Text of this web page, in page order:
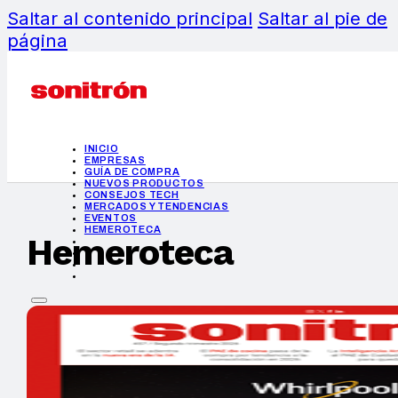
Saltar al contenido principal Saltar al pie de
página
INICIO
EMPRESAS
GUÍA DE COMPRA
NUEVOS PRODUCTOS
CONSEJOS TECH
MERCADOS Y TENDENCIAS
EVENTOS
HEMEROTECA
Hemeroteca